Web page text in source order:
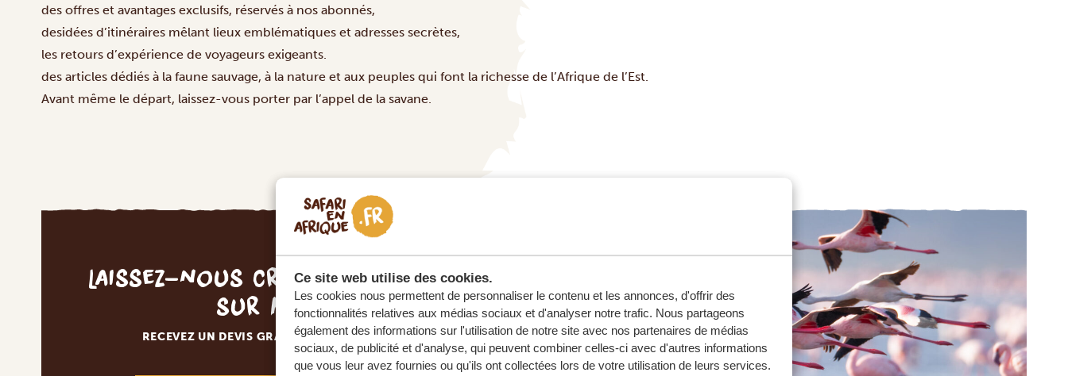
Ce site web utilise des cookies.
Les cookies nous permettent de personnaliser le contenu et les annonces, d'offrir des
fonctionnalités relatives aux médias sociaux et d'analyser notre trafic. Nous partageons
également des informations sur l'utilisation de notre site avec nos partenaires de médias
sociaux, de publicité et d'analyse, qui peuvent combiner celles-ci avec d'autres informations
que vous leur avez fournies ou qu'ils ont collectées lors de votre utilisation de leurs services.
des offres et avantages exclusifs, réservés à nos abonnés,
desidées d’itinéraires mêlant lieux emblématiques et adresses secrètes,
les retours d’expérience de voyageurs exigeants.
des articles dédiés à la faune sauvage, à la nature et aux peuples qui font la richesse de l’Afrique de l’Est.
Avant même le départ, laissez-vous porter par l’appel de la savane.
Laissez-nous créer votre voyage
sur mesure
RECEVEZ UN DEVIS GRATUIT, SANS ENGAGEMENT